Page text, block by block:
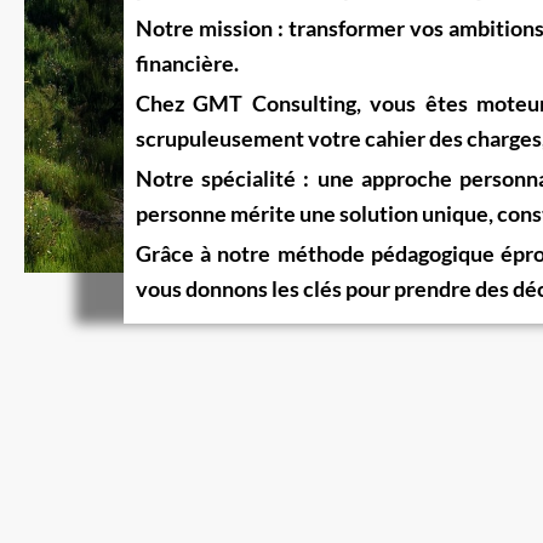
Notre mission : transformer vos
financière.
Chez GMT Consulting, vous êtes
scrupuleusement votre cahier des
Notre spécialité : une approche
personne mérite une solution unique,
Grâce à notre méthode pédagogique
vous donnons les clés pour prendre des